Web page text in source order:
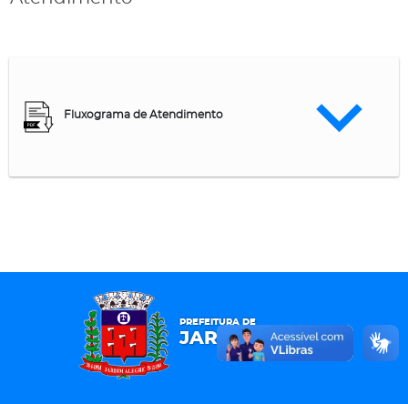
Fluxograma de Atendimento
PREFEITURA DE
JARDIM ALEGRE